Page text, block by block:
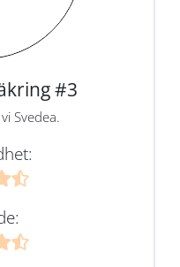
#3
Svedea.